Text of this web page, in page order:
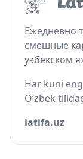
Ежедневно
смешные
узбекском
Har kuni
O‘zbek
latifa.uz